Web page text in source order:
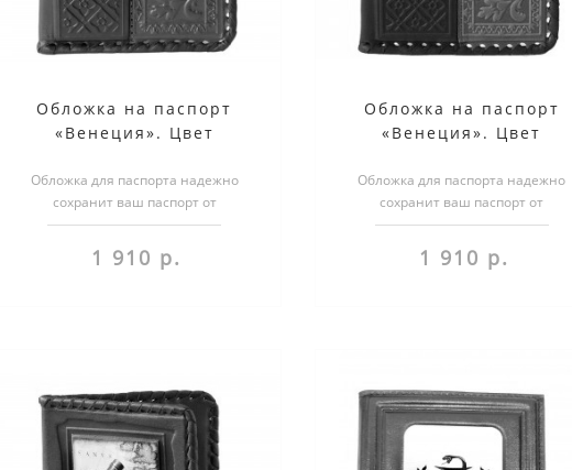
Обложка на паспорт
«Венеция». Цвет
Обложка для паспорта надежно
сохранит ваш паспорт от
повреждений. Более того, обложка
несет в себе н..
1 910 р.
Обложка на паспорт
«Венеция». Цвет
Обложка для паспорта надежно
сохранит ваш паспорт от
повреждений. Более того, обложка
несет в себе н..
1 910 р.